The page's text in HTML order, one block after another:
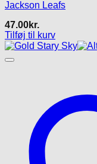
Jackson Leafs
47.00kr.
Tilføj til kurv